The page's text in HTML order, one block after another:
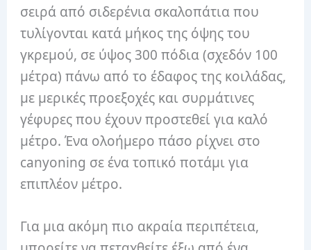
σειρά από σιδερένια σκαλοπάτια που
τυλίγονται κατά μήκος της όψης του
γκρεμού, σε ύψος 300 πόδια (σχεδόν 100
μέτρα) πάνω από το έδαφος της κοιλάδας,
με μερικές προεξοχές και συρμάτινες
γέφυρες που έχουν προστεθεί για καλό
μέτρο. Ένα ολοήμερο πάσο ρίχνει στο
canyoning σε ένα τοπικό ποτάμι για
επιπλέον μέτρο.
Για μια ακόμη πιο ακραία περιπέτεια,